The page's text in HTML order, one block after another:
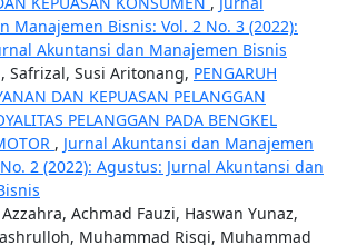
Manajemen Bisnis: Vol. 2 No. 3 (2022):
Akuntansi dan Manajemen Bisnis
Safrizal, Susi Aritonang, PENGARUH
DAN KEPUASAN PELANGGAN
PELANGGAN PADA BENGKEL
, Jurnal Akuntansi dan Manajemen
2 (2022): Agustus: Jurnal Akuntansi dan
Achmad Fauzi, Haswan Yunaz,
Muhammad Risqi, Muhammad